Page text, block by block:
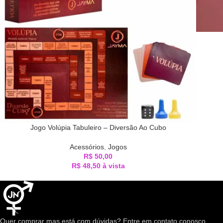
Jogo Volúpia Tabuleiro – Diversão Ao Cubo
Acessórios, Jogos
R$ 50,00
R$48,50 à vista
Quer comprar mas está com dúvidas? Entre em contato conosco.